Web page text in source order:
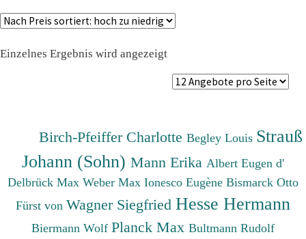
Einzelnes Ergebnis wird angezeigt
Birch-Pfeiffer CharlotteBegley Louis Strauß
Johann (Sohn) Mann Erika Albert Eugen d'
Delbrück Max Weber Max Ionesco Eugène Bismarck Otto
Fürst von Wagner Siegfried Hesse Hermann
Biermann Wolf Planck Max Bultmann Rudolf